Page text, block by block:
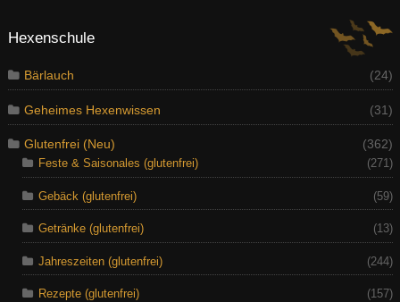
Hexenschule
Bärlauch (24)
Geheimes Hexenwissen (31)
Glutenfrei (Neu)
(362)
Feste & Saisonales (glutenfrei)
(271)
Gebäck (glutenfrei) (59)
Getränke (glutenfrei) (13)
Jahreszeiten (glutenfrei) (244)
Rezepte (glutenfrei) (157)